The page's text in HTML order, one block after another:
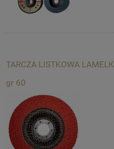
TARCZA LISTKOWA
gr 60